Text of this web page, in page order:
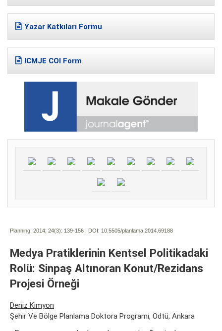
Yazar Katkıları Formu
ICMJE COI Form
Planning. 2014; 24(3): 139-156 | DOI: 10.5505/planlama.2014.69188
Medya Pratiklerinin Kentsel Politikadaki
Rolü: Sinpaş Altınoran Konut/Rezidans
Projesi Örneği
Deniz Kimyon
Şehir Ve Bölge Planlama Doktora Programı, Odtü, Ankara